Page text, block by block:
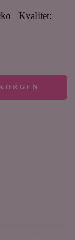
Kvalitet: